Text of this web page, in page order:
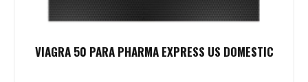
VIAGRA 50 PARA PHARMA EXPRESS US DOMESTIC